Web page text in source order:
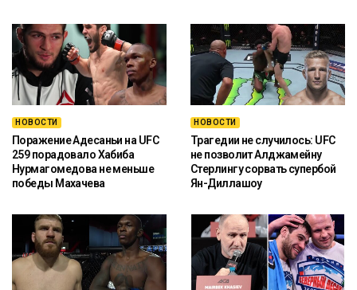
НОВОСТИ
Поражение Адесаньи на UFC
259 порадовало Хабиба
Нурмагомедова не меньше
победы Махачева
НОВОСТИ
Трагедии не случилось: UFC
не позволит Алджамейну
Стерлингу сорвать супербой
Ян-Диллашоу